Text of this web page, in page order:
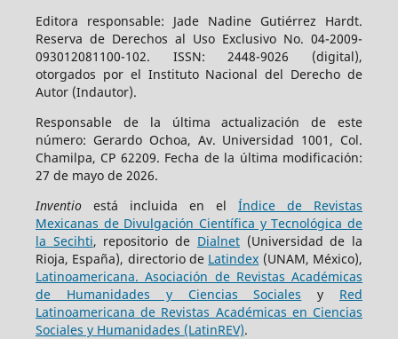
Editora responsable: Jade Nadine Gutiérrez Hardt.
Reserva de Derechos al Uso Exclusivo No. 04-2009-
093012081100-102. ISSN: 2448-9026 (digital),
otorgados por el Instituto Nacional del Derecho de
Autor (Indautor).
Responsable de la última actualización de este
número: Gerardo Ochoa, Av. Universidad 1001, Col.
Chamilpa, CP 62209. Fecha de la última modificación:
27 de mayo de 2026.
Inventioestá incluida en elÍndice de Revistas
Mexicanas de Divulgación Científica y Tecnológica de
la Secihti, repositorio de Dialnet(Universidad de la
Rioja, España), directorio de Latindex (UNAM, México),
Latinoamericana. Asociación de Revistas Académicas
de Humanidades y Ciencias Sociales y Red
Latinoamericana de Revistas Académicas en Ciencias
Sociales y Humanidades (LatinREV).